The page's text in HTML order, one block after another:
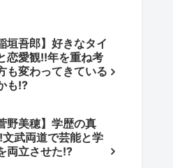
垣吾郎】好きなタイ
恋愛観!!年を重ね考
も変わってきている
も!?
野美穂】学歴の真
武両道で芸能と学
両立させた!?